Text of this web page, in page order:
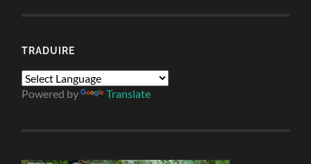
TRADUIRE
Powered by Translate